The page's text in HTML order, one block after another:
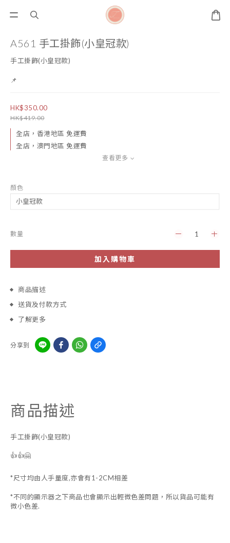
A561 手工掛飾(小皇冠款)
手工掛飾(小皇冠款)
📌
HK$350.00
HK$419.00
全店，香港地區 免運費
全店，澳門地區 免運費
查看更多
顏色
數量
加入購物車
商品描述
送貨及付款方式
了解更多
分享到
商品描述
手工掛飾(小皇冠款)
👍👍🤗
*尺寸均由人手量度,亦會有1-2CM相差
*不同的顯示器之下商品也會顯示出輕微色差問題，所以貨品可能有
微小色差.